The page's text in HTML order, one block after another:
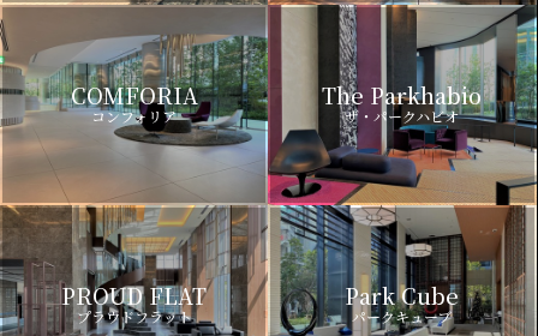
COMFORIA
コンフォリア
The Parkhabio
ザ・パークハビオ
PROUD FLAT
プラウドフラット
Park Cube
パークキューブ